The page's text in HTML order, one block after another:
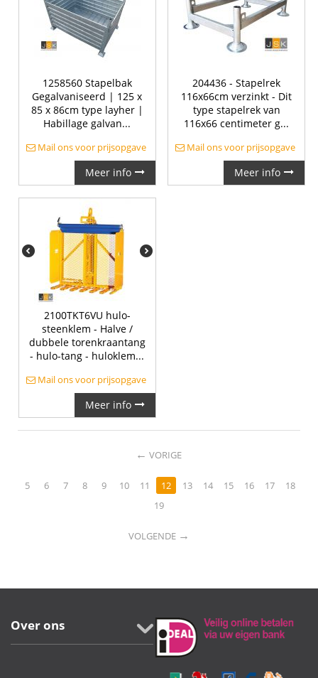
1258560 Stapelbak
Gegalvaniseerd | 125 x
85 x 86cm type layher |
Habillage galvan...
Mail ons voor prijsopgave
Meer info
204436 - Stapelrek
116x66cm verzinkt - Dit
type stapelrek van
116x66 centimeter g...
Mail ons voor prijsopgave
Meer info
2100TKT6VU hulo-
steenklem - Halve /
dubbele torenkraantang
- hulo-tang - huloklem...
Mail ons voor prijsopgave
Meer info
← VORIGE
5 6 7 8 9 10 11 12 13 14 15 16 17
18
19
VOLGENDE →
Over ons